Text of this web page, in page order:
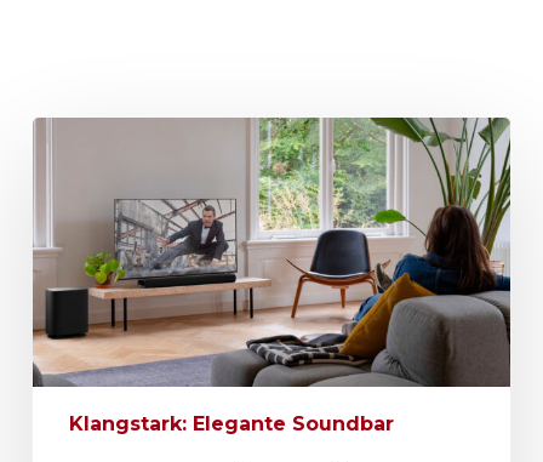
Klangstark: Elegante Soundbar